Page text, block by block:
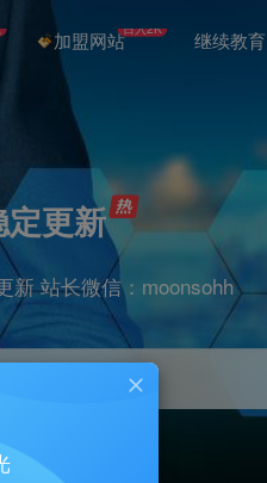
加盟网站日入2K 继续教育
更新
新 站长微信：moonsohh